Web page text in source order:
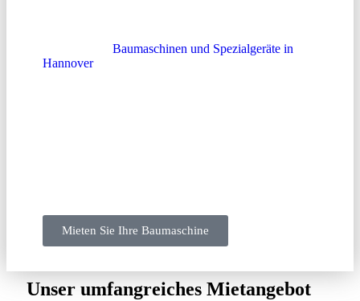
Baumaschinen und Spezialgeräte in
Hannoverund Umgebung. Dank unserer langjährigen
Mieten Sie Ihre Baumaschine
Unser umfangreiches Mietangebot